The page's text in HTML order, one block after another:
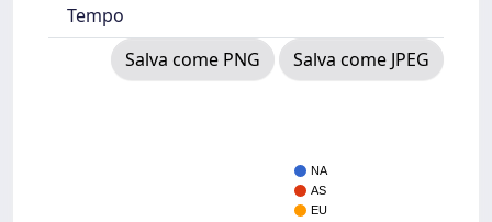
Tempo
Salva come PNG
Salva come JPEG
NA
AS
EU